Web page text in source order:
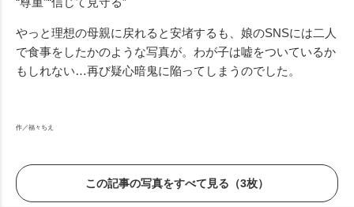
やっと理想の母親に戻れると安堵するも、娘のSNSには二人
で食事をしたかのような写真が。わが子は嘘をついているか
もしれない…再び疑心暗鬼に陥ってしまうのでした。
作／福々ちえ
この記事の写真をすべて見る（3枚）